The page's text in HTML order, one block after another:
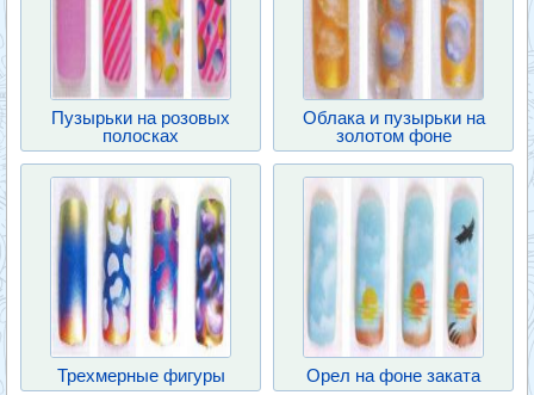
Пузырьки на розовых
полосках
Облака и пузырьки на
золотом фоне
Трехмерные фигуры Орел на фоне заката